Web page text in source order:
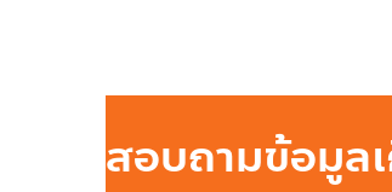
สอบถามข้อมูล